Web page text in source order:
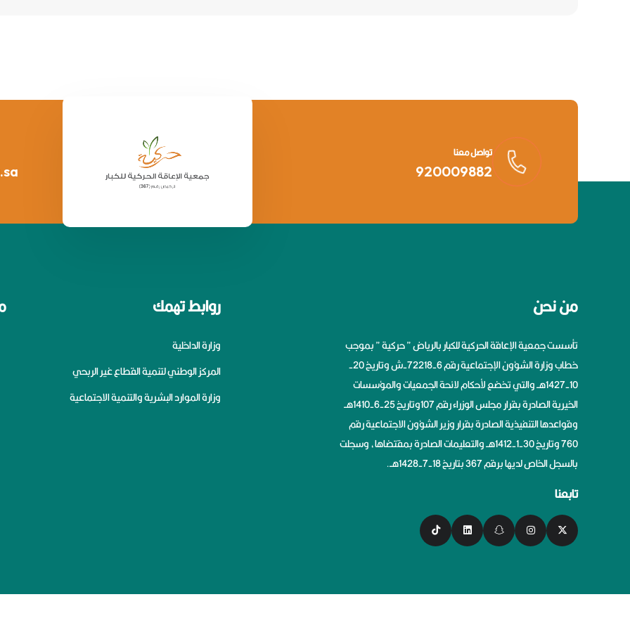
تواصل معنا
920009882
من نحن
تأسست جمعية الإعاقة الحركية للكبار بالرياض ” حركية ” بموجب
خطاب وزارة الشؤون الإجتماعية رقم 6-72218-ش وتاريخ 20-
10-1427هــ والتي تخضع لأحكام لائحة الجمعيات والمؤسسات
الخيرية الصادرة بقرار مجلس الوزراء رقم 107وتاريخ 25-6-1410هــ
وقواعدها التنفيذية الصادرة بقرار وزير الشؤون الاجتماعية رقم
760 وتاريخ 30-1-1412هــ والتعليمات الصادرة بمقتضاها، وسجلت
بالسجل الخاص لديها برقم 367 بتاريخ 18-7-1428هــ.
تابعنا
روابط تهمك
وزارة الداخلية
المركز الوطني لتنمية القطاع غير الربحي
وزارة الموارد البشرية والتنمية الاجتماعية